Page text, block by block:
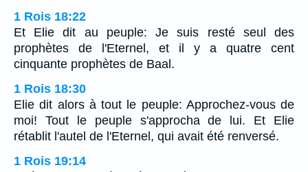
1 Rois 18:22
Et Elie dit au peuple: Je suis resté seul des
prophètes de l'Eternel, et il y a quatre cent
cinquante prophètes de Baal.
1 Rois 18:30
Elie dit alors à tout le peuple: Approchez-vous de
moi! Tout le peuple s'approcha de lui. Et Elie
rétablit l'autel de l'Eternel, qui avait été renversé.
1 Rois 19:14